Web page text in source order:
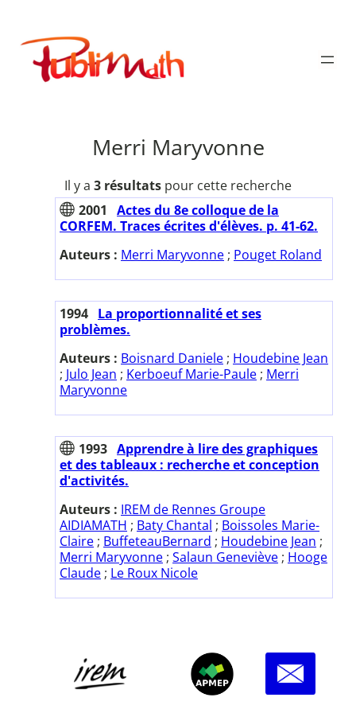
contenu
Publimath
Merri Maryvonne
Il y a 3 résultats pour cette recherche
2001
Actes du 8e colloque de la
CORFEM. Traces écrites d'élèves. p. 41-62.
Auteurs : Merri Maryvonne ; Pouget Roland
1994 La proportionnalité et ses
problèmes.
Auteurs : Boisnard Daniele ; Houdebine Jean
; Julo Jean ; Kerboeuf Marie-Paule ; Merri
Maryvonne
1993 Apprendre à lire des graphiques
et des tableaux : recherche et conception
d'activités.
Auteurs : IREM de Rennes Groupe
AIDIAMATH ; Baty Chantal ; Boissoles Marie-
Claire ; BuffeteauBernard ; Houdebine Jean ;
Merri Maryvonne ; Salaun Geneviève ; Hooge
Claude ; Le Roux Nicole